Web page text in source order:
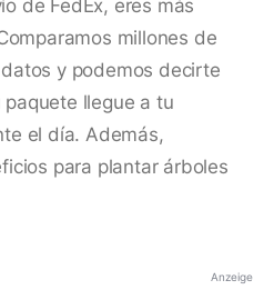
de FedEx, eres más
millones de
y podemos decirte
llegue a tu
el día. Además,
para plantar árboles
Anzeige